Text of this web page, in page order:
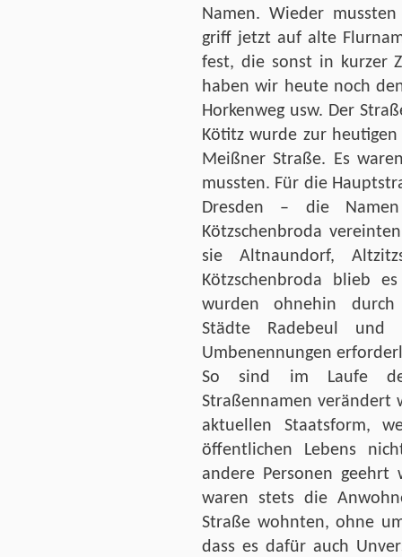
Namen. Wieder
griff jetzt auf alte
fest, die sonst in kurzer
haben wir heute noch
Horkenweg usw. Der
Kötitz wurde zur
Meißner Straße. Es
mussten. Für die
Dresden – die
Kötzschenbroda
sie Altnaundorf,
Kötzschenbroda blieb
wurden ohnehin durch
Städte Radebeul und
Umbenennungen
So sind im Laufe
Straßennamen verändert
aktuellen Staatsform,
öffentlichen Lebens
andere Personen
waren stets die
Straße wohnten, ohne
dass es dafür auch